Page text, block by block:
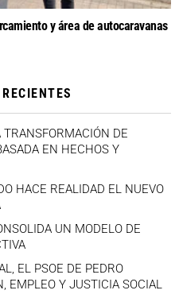
y área de autocaravanas
DE
EN HECHOS Y
HACE REALIDAD EL NUEVO
UN MODELO DE
EL PSOE DE PEDRO
EMPLEO Y JUSTICIA SOCIAL